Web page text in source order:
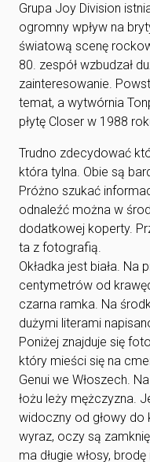
Grupa Joy Division
ogromny wpływ na
światową scenę
80. zespół wzbudzał
zainteresowanie.
temat, a wytwórnia
płytę Closer w 1988
Trudno zdecydować
która tylna. Obie są
Próżno szukać
odnaleźć można w
dodatkowej koperty.
ta z fotografią.
Okładka jest biała. Na
centymetrów od
czarna ramka. Na
dużymi literami
Poniżej znajduje się
który mieści się na
Genui we Włoszech.
łożu leży mężczyzna.
widoczny od głowy
wyraz, oczy są
ma długie włosy,